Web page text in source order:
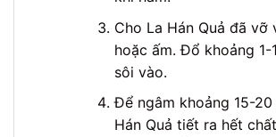
Cho La Hán Quả đã vỡ
hoặc ấm. Đổ khoảng 1-
sôi vào.
Để ngâm khoảng 15-
Hán Quả tiết ra hết